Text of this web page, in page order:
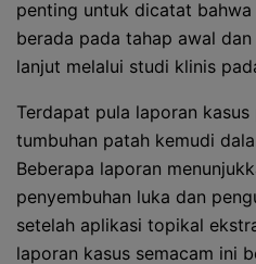
penting untuk dicatat
berada pada tahap awal
lanjut melalui studi klinis
Terdapat pula laporan
tumbuhan patah kemudi
Beberapa laporan
penyembuhan luka dan
setelah aplikasi topikal
laporan kasus semacam ini